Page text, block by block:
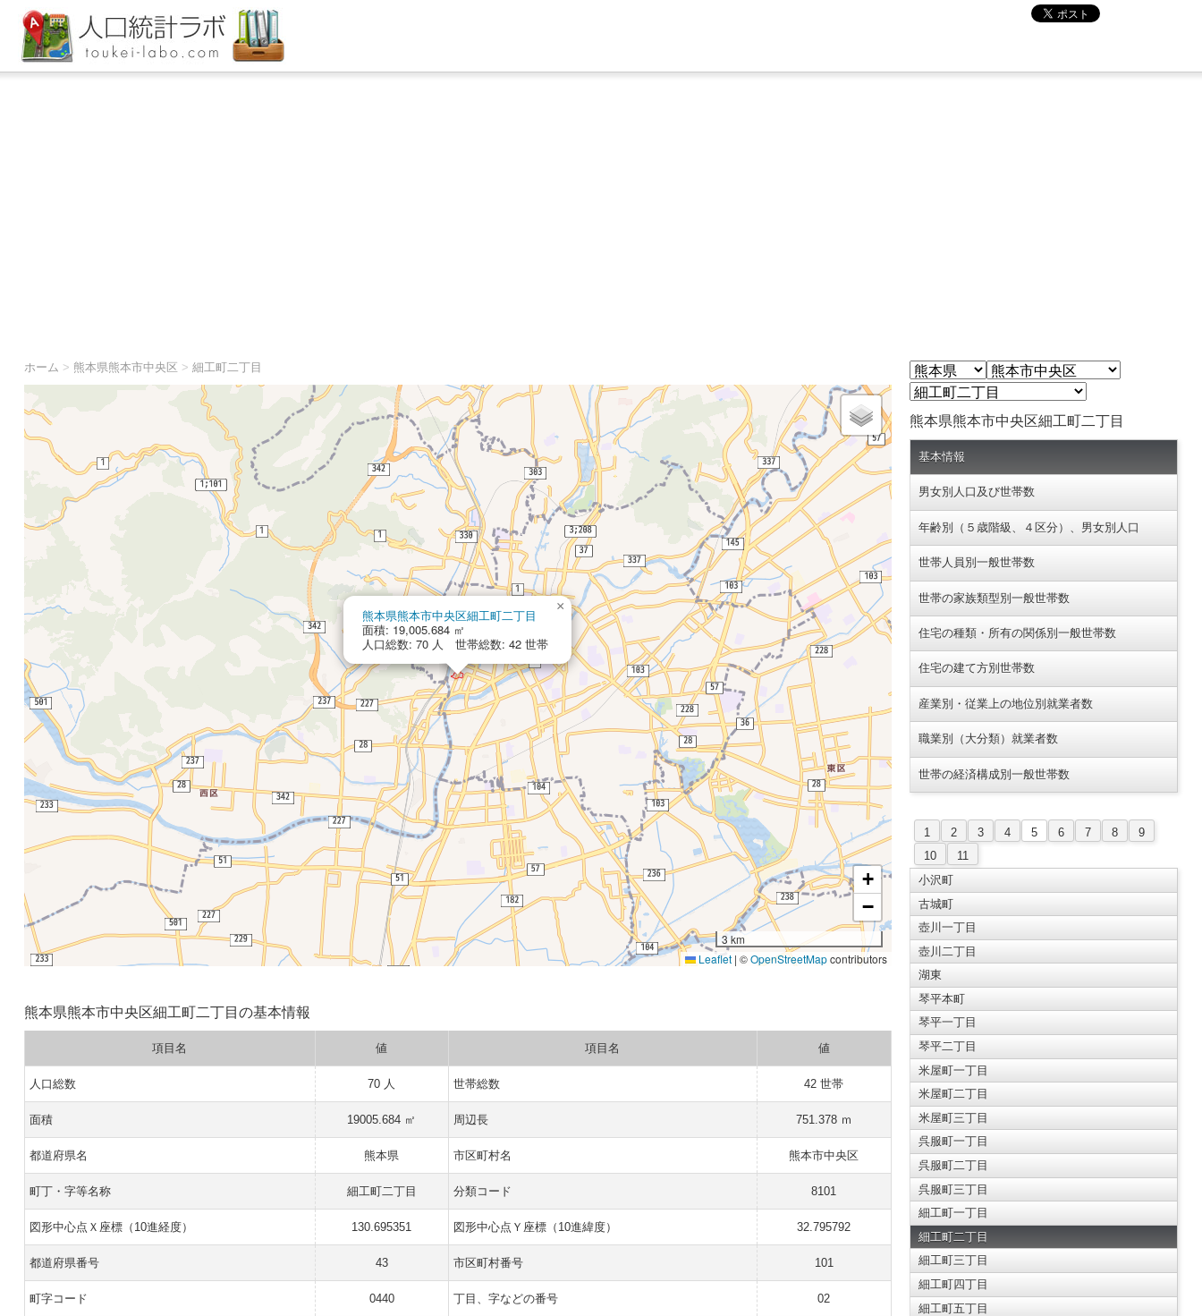
ホーム > 熊本県熊本市中央区 > 細工町二丁目
熊本県熊本市中央区細工町二丁目
面積: 19,005.684 ㎡
人口総数: 70 人 世帯総数: 42 世帯
×
+
−
3 km
Leaflet | ©OpenStreetMapcontributors
熊本県熊本市中央区細工町二丁目の基本情報
項目名 値 項目名 値
人口総数 70 人 世帯総数 42 世帯
面積 19005.684 ㎡ 周辺長 751.378 ｍ
都道府県名 熊本県 市区町村名 熊本市中央区
町丁・字等名称 細工町二丁目 分類コード 8101
図形中心点Ｘ座標（10進経度） 130.695351 図形中心点Ｙ座標（10進緯度） 32.795792
都道府県番号 43 市区町村番号 101
町字コード 0440 丁目、字などの番号 02
熊本県熊本市中央区細工町二丁目
基本情報
男女別人口及び世帯数
年齢別（５歳階級、４区分）、男女別人口
世帯人員別一般世帯数
世帯の家族類型別一般世帯数
住宅の種類・所有の関係別一般世帯数
住宅の建て方別世帯数
産業別・従業上の地位別就業者数
職業別（大分類）就業者数
世帯の経済構成別一般世帯数
1 2 3 4 5 6 7 8
9
10
11
小沢町
古城町
壺川一丁目
壺川二丁目
湖東
琴平本町
琴平一丁目
琴平二丁目
米屋町一丁目
米屋町二丁目
米屋町三丁目
呉服町一丁目
呉服町二丁目
呉服町三丁目
細工町一丁目
細工町二丁目
細工町三丁目
細工町四丁目
細工町五丁目